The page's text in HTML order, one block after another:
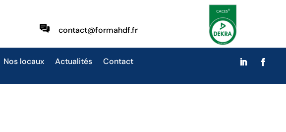
contact@formahdf.fr
Nos locaux Actualités
Contact